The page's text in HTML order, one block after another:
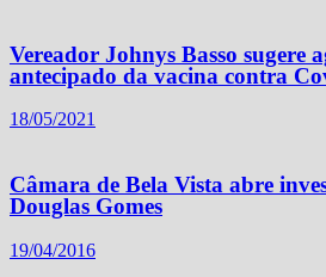
Vereador Johnys Basso sugere
antecipado da vacina contra
18/05/2021
Câmara de Bela Vista abre
Douglas Gomes
19/04/2016